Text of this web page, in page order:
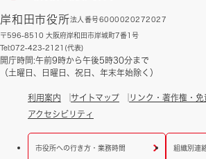
岸和田市役所法人番号6000020272027
〒596-8510 大阪府岸和田市岸城町7番1号
Tel:072-423-2121(代表)
開庁時間:午前9時から午後5時30分まで
（土曜日、日曜日、祝日、年末年始除く）
利用案内 サイトマップ リンク・著作権・免
アクセシビリティ
市役所への行き方・業務時間 組織別連